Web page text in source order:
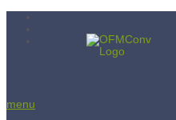
menu